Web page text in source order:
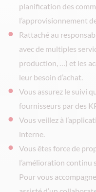
planification des
l’approvisionnement
Rattaché au
avec de multiples
production, …) et les
leur besoin d’achat.
Vous assurez le suivi
fournisseurs par des
Vous veillez à
interne.
Vous êtes force de
l’amélioration continu
Pour vous